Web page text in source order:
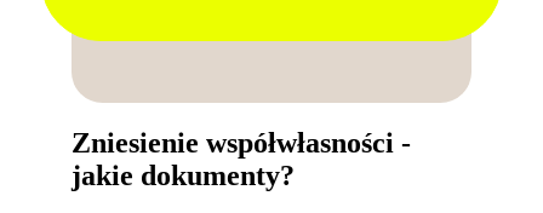
Zniesienie współwłasności -
jakie dokumenty?